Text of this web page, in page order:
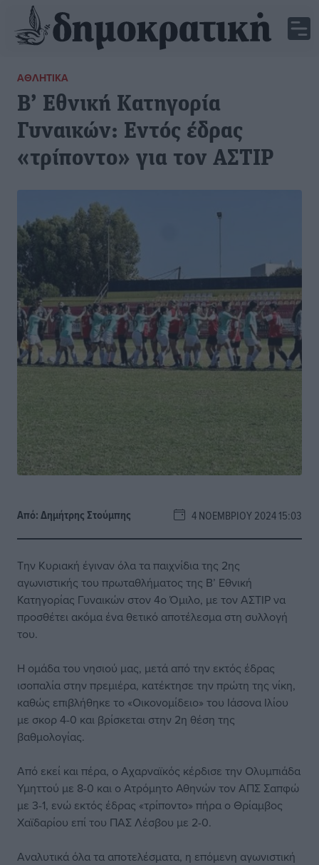
ΑΘΛΗΤΙΚΆ
Β’ Εθνική Κατηγορία
Γυναικών: Εντός έδρας
«τρίποντο» για τον ΑΣΤΙΡ
Από:Δημήτρης Στούμπης 4 ΝΟΕΜΒΡΊΟΥ 2024 15:03
Την Κυριακή έγιναν όλα τα παιχνίδια της 2ης
αγωνιστικής του πρωταθλήματος της Β’ Εθνική
Κατηγορίας Γυναικών στον 4ο Όμιλο, με τον ΑΣΤΙΡ να
προσθέτει ακόμα ένα θετικό αποτέλεσμα στη συλλογή
του.
Η ομάδα του νησιού μας, μετά από την εκτός έδρας
ισοπαλία στην πρεμιέρα, κατέκτησε την πρώτη της νίκη,
καθώς επιβλήθηκε το «Οικονομίδειο» του Ιάσονα Ιλίου
με σκορ 4-0 και βρίσκεται στην 2η θέση της
βαθμολογίας.
Από εκεί και πέρα, ο Αχαρναϊκός κέρδισε την Ολυμπιάδα
Υμηττού με 8-0 και ο Ατρόμητο Αθηνών τον ΑΠΣ Σαπφώ
με 3-1, ενώ εκτός έδρας «τρίποντο» πήρα ο Θρίαμβος
Χαϊδαρίου επί του ΠΑΣ Λέσβου με 2-0.
Αναλυτικά όλα τα αποτελέσματα, η επόμενη αγωνιστική